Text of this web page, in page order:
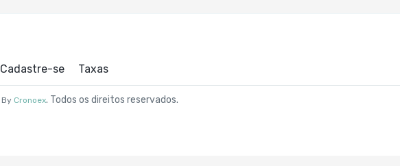
Cadastre-se Taxas
By Cronoex. Todos os direitos reservados.